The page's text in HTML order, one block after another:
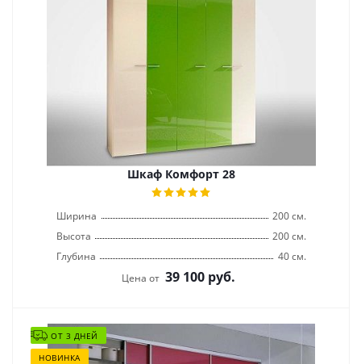
Шкаф Комфорт 28
Ширина
200 см.
Высота
200 см.
Глубина
40 см.
Цена от 39 100 руб.
ОТ 3 ДНЕЙ
НОВИНКА